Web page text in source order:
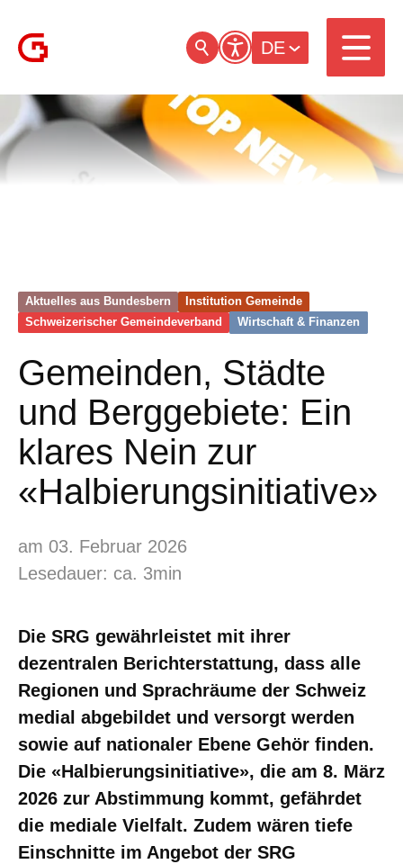
DE
Aktuelles aus Bundesbern
Institution Gemeinde
Schweizerischer Gemeinde­verband
Wirtschaft & Finanzen
Gemeinden, Städte
und Berggebiete: Ein
klares Nein zur
«Halbierungsinitiative»
am 03. Februar 2026
Lesedauer: ca. 3min
Die SRG gewährleistet mit ihrer
dezentralen Berichterstattung, dass alle
Regionen und Sprachräume der Schweiz
medial abgebildet und versorgt werden
sowie auf nationaler Ebene Gehör finden.
Die «Halbierungsinitiative», die am 8. März
2026 zur Abstimmung kommt, gefährdet
die mediale Vielfalt. Zudem wären tiefe
Einschnitte im Angebot der SRG